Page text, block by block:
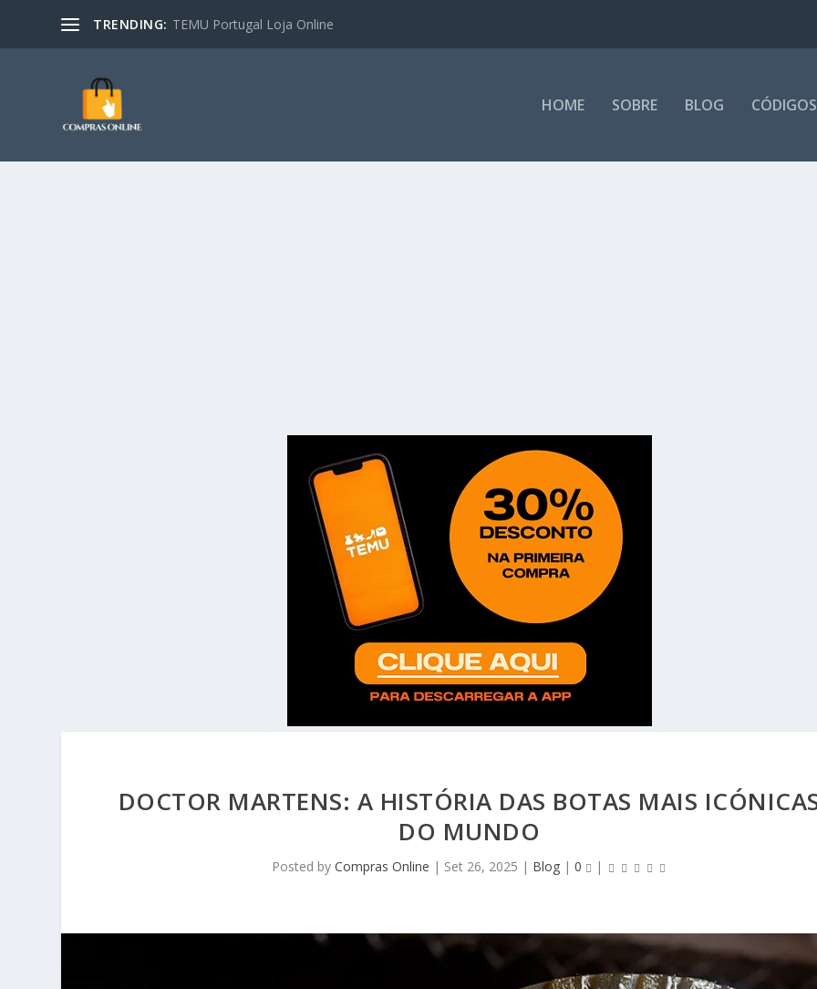
TRENDING: TEMU Portugal Loja Online
HOME SOBRE BLOG
DOCTOR MARTENS: A HISTÓRIA DAS BOTAS MAIS
DO MUNDO
Posted byCompras Online | Set 26, 2025 | Blog |0 |